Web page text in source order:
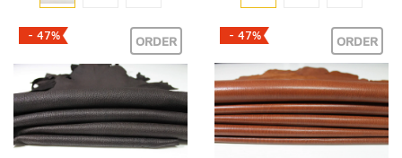
- 47% ORDER - 47% ORDER